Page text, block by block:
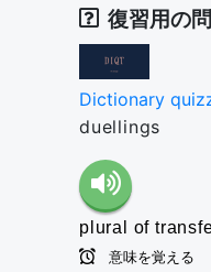
復習用の
Dictionary
duellings
plural of
意味を覚える